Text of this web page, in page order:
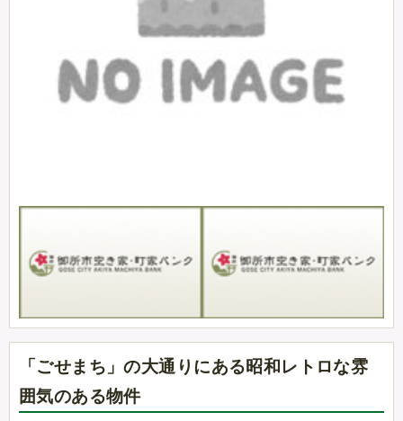
「ごせまち」の大通りにある昭和レトロな雰
囲気のある物件